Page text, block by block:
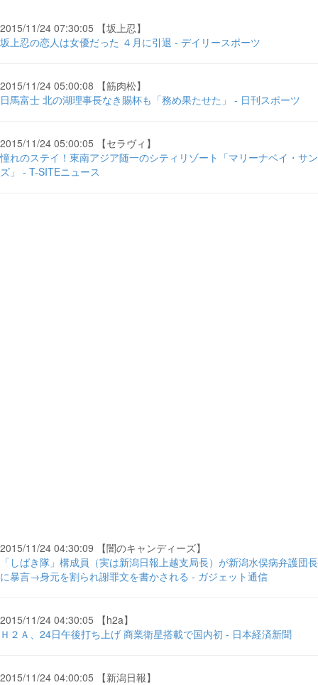
2015/11/24 07:30:05 【坂上忍】
坂上忍の恋人は女優だった ４月に引退 - デイリースポーツ
2015/11/24 05:00:08 【筋肉松】
日馬富士 北の湖理事長なき賜杯も「務め果たせた」 - 日刊スポーツ
2015/11/24 05:00:05 【セラヴィ】
憧れのステイ！東南アジア随一のシティリゾート「マリーナベイ・サン
ズ」 - T-SITEニュース
2015/11/24 04:30:09 【闇のキャンディーズ】
「しばき隊」構成員（実は新潟日報上越支局長）が新潟水俣病弁護団長
に暴言→身元を割られ謝罪文を書かされる - ガジェット通信
2015/11/24 04:30:05 【h2a】
Ｈ２Ａ、24日午後打ち上げ 商業衛星搭載で国内初 - 日本経済新聞
2015/11/24 04:00:05 【新潟日報】